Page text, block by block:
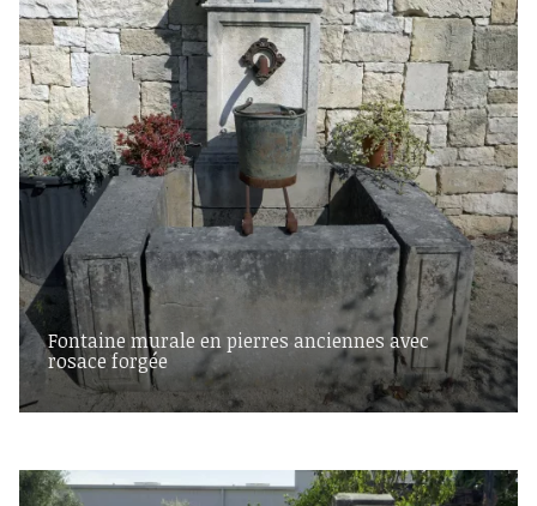
Fontaine murale en pierres anciennes avec
rosace forgée